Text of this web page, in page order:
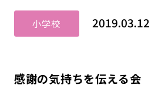
小学校 2019.03.12
感謝の気持ちを伝える会